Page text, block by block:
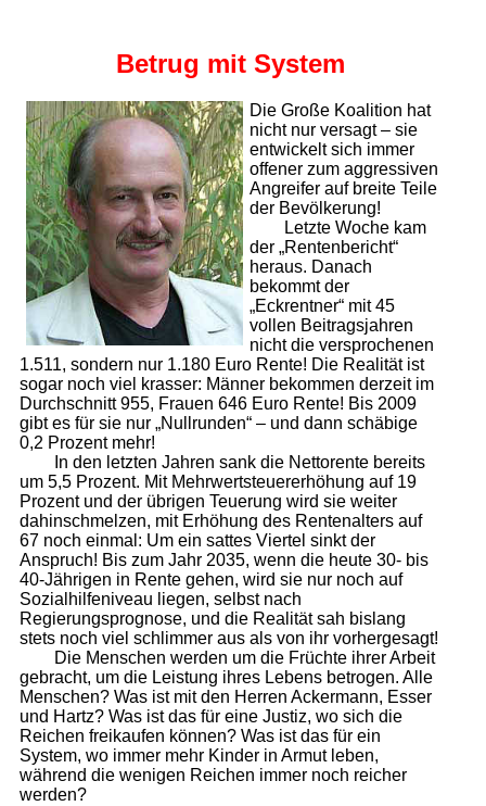
Betrug mit System
Die Große Koalition hat
nicht nur versagt – sie
entwickelt sich immer
offener zum aggressiven
Angreifer auf breite Teile
der Bevölkerung!
Letzte Woche kam
der „Rentenbericht“
heraus. Danach
bekommt der
„Eckrentner“ mit 45
vollen Beitragsjahren
nicht die versprochenen
1.511, sondern nur 1.180 Euro Rente! Die Realität ist
sogar noch viel krasser: Männer bekommen derzeit im
Durchschnitt 955, Frauen 646 Euro Rente! Bis 2009
gibt es für sie nur „Nullrunden“ – und dann schäbige
0,2 Prozent mehr!
In den letzten Jahren sank die Nettorente bereits
um 5,5 Prozent. Mit Mehrwertsteuererhöhung auf 19
Prozent und der übrigen Teuerung wird sie weiter
dahinschmelzen, mit Erhöhung des Rentenalters auf
67 noch einmal: Um ein sattes Viertel sinkt der
Anspruch! Bis zum Jahr 2035, wenn die heute 30- bis
40-Jährigen in Rente gehen, wird sie nur noch auf
Sozialhilfeniveau liegen, selbst nach
Regierungsprognose, und die Realität sah bislang
stets noch viel schlimmer aus als von ihr vorhergesagt!
Die Menschen werden um die Früchte ihrer Arbeit
gebracht, um die Leistung ihres Lebens betrogen. Alle
Menschen? Was ist mit den Herren Ackermann, Esser
und Hartz? Was ist das für eine Justiz, wo sich die
Reichen freikaufen können? Was ist das für ein
System, wo immer mehr Kinder in Armut leben,
während die wenigen Reichen immer noch reicher
werden?